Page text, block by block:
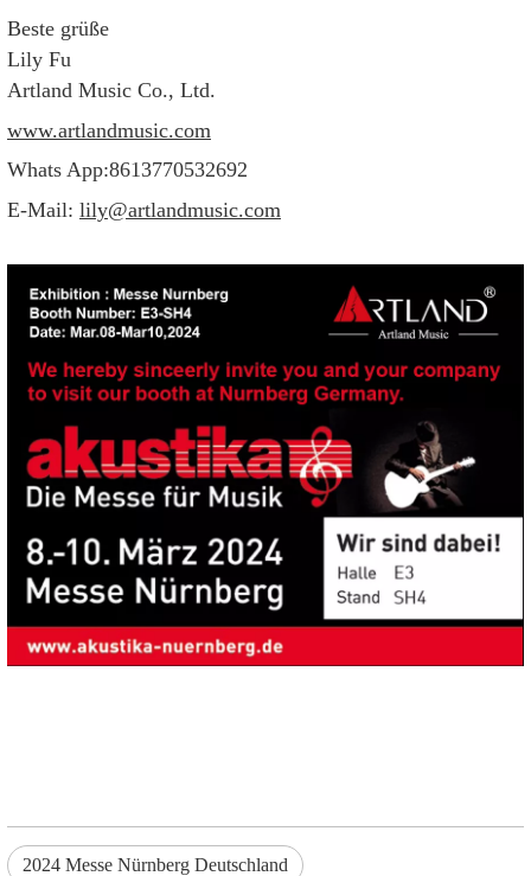
Beste grüße
Lily Fu
Artland Music Co., Ltd.
www.artlandmusic.com
Whats App:8613770532692
E-Mail: lily@artlandmusic.com
2024 Messe Nürnberg Deutschland